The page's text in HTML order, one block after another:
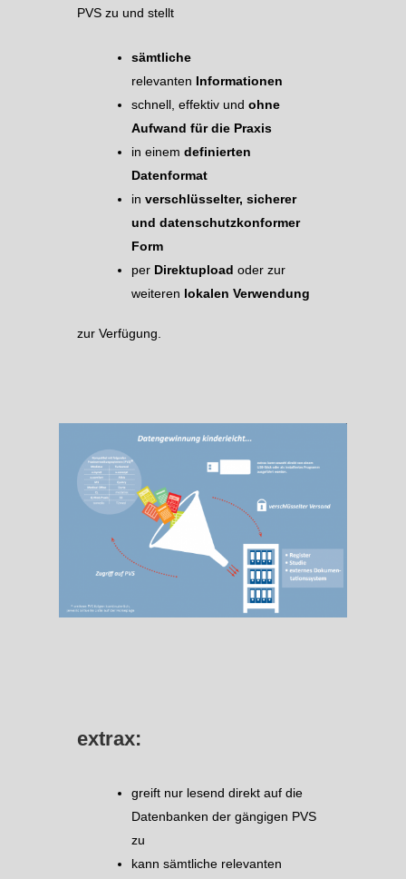
PVS zu und stellt
sämtliche
relevanten Informationen
schnell, effektiv und ohne
Aufwand für die Praxis
in einem definierten
Datenformat
in verschlüsselter, sicherer
und datenschutzkonformer
Form
per Direktupload oder zur
weiteren lokalen Verwendung
zur Verfügung.
extrax:
greift nur lesend direkt auf die
Datenbanken der gängigen PVS
zu
kann sämtliche relevanten